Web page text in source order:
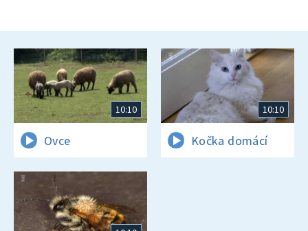
10:10
Ovce
10:10
Kočka domácí